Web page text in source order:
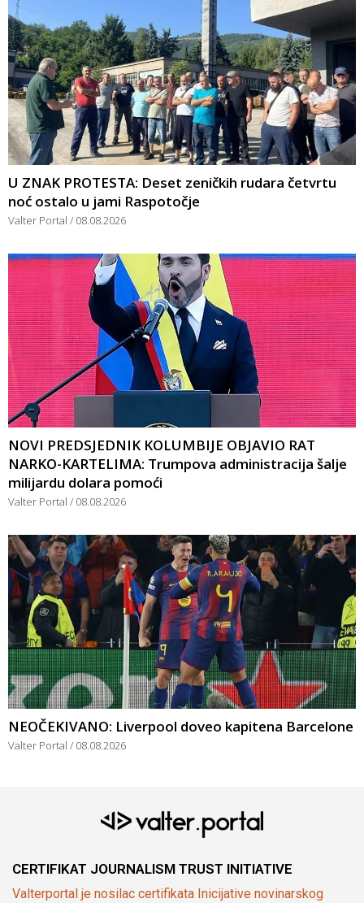
U ZNAK PROTESTA: Deset zeničkih rudara četvrtu
noć ostalo u jami Raspotočje
Valter Portal 08.08.2026
NOVI PREDSJEDNIK KOLUMBIJE OBJAVIO RAT
NARKO-KARTELIMA: Trumpova administracija šalje
milijardu dolara pomoći
Valter Portal 08.08.2026
NEOČEKIVANO: Liverpool doveo kapitena Barcelone
Valter Portal 08.08.2026
CERTIFIKAT JOURNALISM TRUST INITIATIVE
Valterportal je nosilac certifikata Inicijative novinarskog